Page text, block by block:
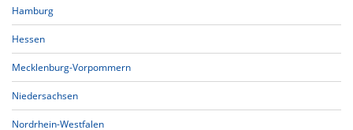
Hamburg
Hessen
Mecklenburg-Vorpommern
Niedersachsen
Nordrhein-Westfalen